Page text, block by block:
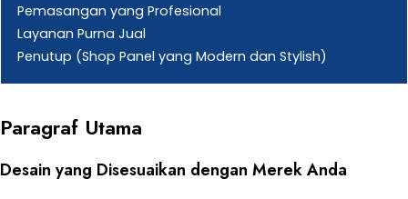
Pemasangan yang Profesional
Layanan Purna Jual
Penutup (Shop Panel yang Modern dan Stylish)
Paragraf Utama
Desain yang Disesuaikan dengan Merek Anda